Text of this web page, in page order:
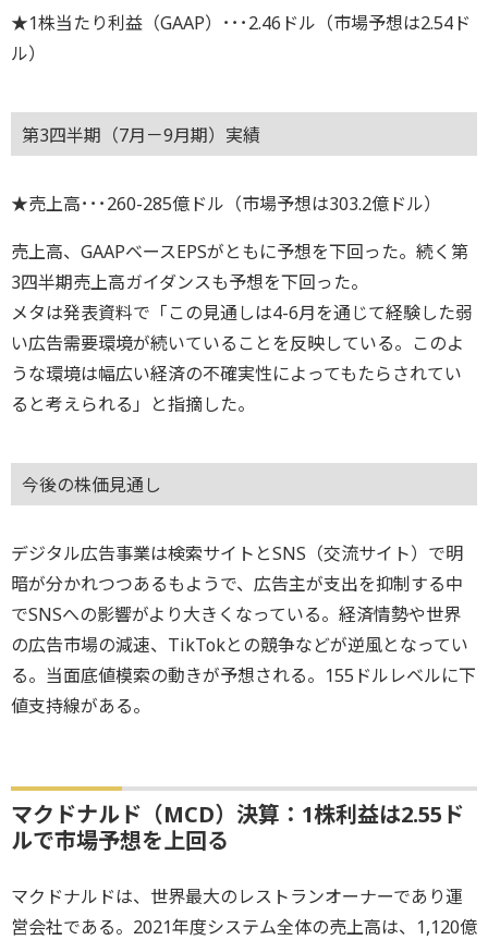
★1株当たり利益（GAAP）･･･2.46ドル（市場予想は2.54ド
ル）
第3四半期（7月－9月期）実績
★売上高･･･260-285億ドル（市場予想は303.2億ドル）
売上高、GAAPベースEPSがともに予想を下回った。続く第
3四半期売上高ガイダンスも予想を下回った。
メタは発表資料で「この見通しは4-6月を通じて経験した弱
い広告需要環境が続いていることを反映している。このよ
うな環境は幅広い経済の不確実性によってもたらされてい
ると考えられる」と指摘した。
今後の株価見通し
デジタル広告事業は検索サイトとSNS（交流サイト）で明
暗が分かれつつあるもようで、広告主が支出を抑制する中
でSNSへの影響がより大きくなっている。経済情勢や世界
の広告市場の減速、TikTokとの競争などが逆風となってい
る。当面底値模索の動きが予想される。155ドルレベルに下
値支持線がある。
マクドナルド（MCD）決算：1株利益は2.55ド
ルで市場予想を上回る
マクドナルドは、世界最大のレストランオーナーであり運
営会社である。2021年度システム全体の売上高は、1,120億